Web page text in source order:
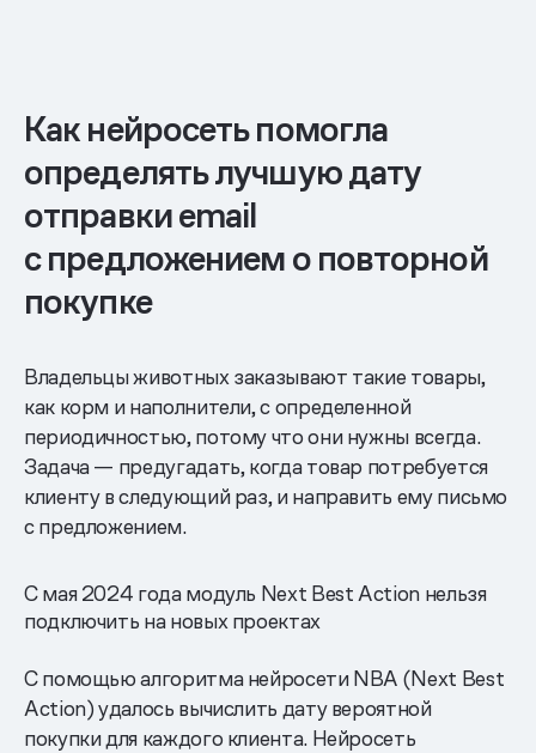
Как нейросеть помогла
определять лучшую дату
отправки email
с предложением о повторной
покупке
Владельцы животных заказывают такие товары,
как корм и наполнители, с определенной
периодичностью, потому что они нужны всегда.
Задача — предугадать, когда товар потребуется
клиенту в следующий раз, и направить ему письмо
с предложением.
С мая 2024 года модуль Next Best Action нельзя
подключить на новых проектах
С помощью алгоритма нейросети NBA (Next Best
Action) удалось вычислить дату вероятной
покупки для каждого клиента. Нейросеть